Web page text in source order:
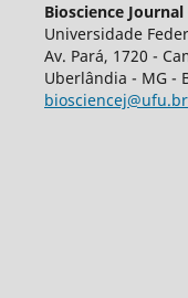
Bioscience Journal
Universidade
Av. Pará, 1720 -
Uberlândia - MG -
biosciencej@ufu.br